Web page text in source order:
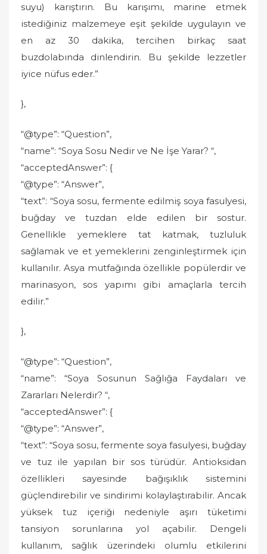
suyu) karıştırın. Bu karışımı, marine etmek
istediğiniz malzemeye eşit şekilde uygulayın ve
en az 30 dakika, tercihen birkaç saat
buzdolabında dinlendirin. Bu şekilde lezzetler
iyice nüfus eder.”
},
“@type”: “Question”,
“name”: “Soya Sosu Nedir ve Ne İşe Yarar? “,
“acceptedAnswer”: {
“@type”: “Answer”,
“text”: “Soya sosu, fermente edilmiş soya fasulyesi,
buğday ve tuzdan elde edilen bir sostur.
Genellikle yemeklere tat katmak, tuzluluk
sağlamak ve et yemeklerini zenginleştirmek için
kullanılır. Asya mutfağında özellikle popülerdir ve
marinasyon, sos yapımı gibi amaçlarla tercih
edilir.”
},
“@type”: “Question”,
“name”: “Soya Sosunun Sağlığa Faydaları ve
Zararları Nelerdir? “,
“acceptedAnswer”: {
“@type”: “Answer”,
“text”: “Soya sosu, fermente soya fasulyesi, buğday
ve tuz ile yapılan bir sos türüdür. Antioksidan
özellikleri sayesinde bağışıklık sistemini
güçlendirebilir ve sindirimi kolaylaştırabilir. Ancak
yüksek tuz içeriği nedeniyle aşırı tüketimi
tansiyon sorunlarına yol açabilir. Dengeli
kullanım, sağlık üzerindeki olumlu etkilerini